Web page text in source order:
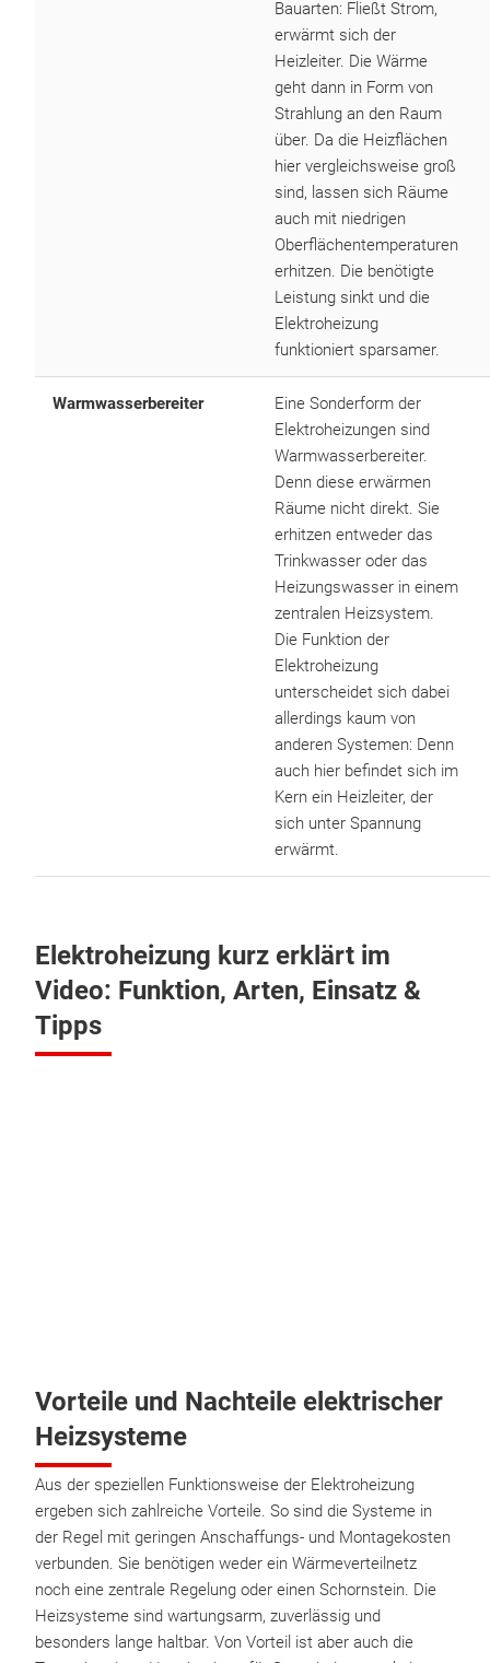
Bauarten: Fließt Strom,
erwärmt sich der
Heizleiter. Die Wärme
geht dann in Form von
Strahlung an den Raum
über. Da die Heizflächen
hier vergleichsweise groß
sind, lassen sich Räume
auch mit niedrigen
Oberflächentemperaturen
erhitzen. Die benötigte
Leistung sinkt und die
Elektroheizung
funktioniert sparsamer.
Warmwasserbereiter
Eine Sonderform der
Elektroheizungen sind
Warmwasserbereiter.
Denn diese erwärmen
Räume nicht direkt. Sie
erhitzen entweder das
Trinkwasser oder das
Heizungswasser in einem
zentralen Heizsystem.
Die Funktion der
Elektroheizung
unterscheidet sich dabei
allerdings kaum von
anderen Systemen: Denn
auch hier befindet sich im
Kern ein Heizleiter, der
sich unter Spannung
erwärmt.
Elektroheizung kurz erklärt im
Video: Funktion, Arten, Einsatz &
Tipps
Vorteile und Nachteile elektrischer
Heizsysteme
Aus der speziellen Funktionsweise der Elektroheizung
ergeben sich zahlreiche Vorteile. So sind die Systeme in
der Regel mit geringen Anschaffungs- und Montagekosten
verbunden. Sie benötigen weder ein Wärmeverteilnetz
noch eine zentrale Regelung oder einen Schornstein. Die
Heizsysteme sind wartungsarm, zuverlässig und
besonders lange haltbar. Von Vorteil ist aber auch die